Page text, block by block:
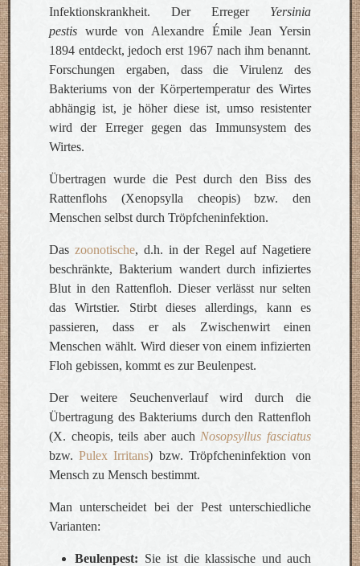
Infektionskrankheit. Der ErregerYersinia
pestis wurde von Alexandre Émile Jean Yersin
1894 entdeckt, jedoch erst 1967 nach ihm benannt.
Forschungen ergaben, dass die Virulenz des
Bakteriums von der Körpertemperatur des Wirtes
abhängig ist, je höher diese ist, umso resistenter
wird der Erreger gegen das Immunsystem des
Wirtes.
Übertragen wurde die Pest durch den Biss des
Rattenflohs (Xenopsylla cheopis) bzw. den
Menschen selbst durch Tröpfcheninfektion.
Das zoonotische, d.h. in der Regel auf Nagetiere
beschränkte, Bakterium wandert durch infiziertes
Blut in den Rattenfloh. Dieser verlässt nur selten
das Wirtstier. Stirbt dieses allerdings, kann es
passieren, dass er als Zwischenwirt einen
Menschen wählt. Wird dieser von einem infizierten
Floh gebissen, kommt es zur Beulenpest.
Der weitere Seuchenverlauf wird durch die
Übertragung des Bakteriums durch den Rattenfloh
(X. cheopis, teils aber auch Nosopsyllus fasciatus
bzw.Pulex Irritans) bzw. Tröpfcheninfektion von
Mensch zu Mensch bestimmt.
Man unterscheidet bei der Pest unterschiedliche
Varianten:
Beulenpest: Sie ist die klassische und auch